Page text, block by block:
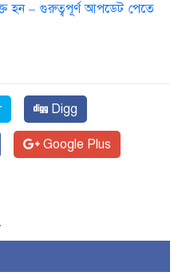
হন – গুরুত্বপূর্ণ আপডেট পেতে
Digg
Google Plus